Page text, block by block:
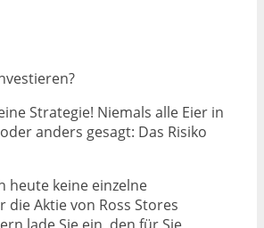
Strategie! Niemals alle Eier in
anders gesagt: Das Risiko
heute keine einzelne
die Aktie von Ross Stores